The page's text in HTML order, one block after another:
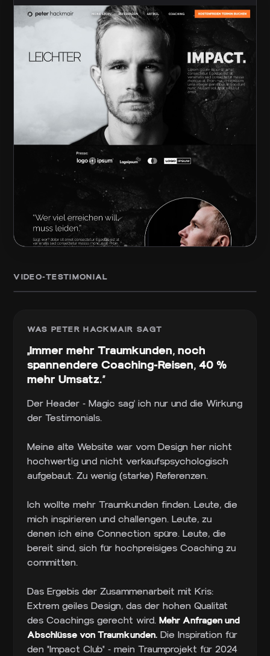
VIDEO-TESTIMONIAL
„Seit sie live ist, zwischen 10 bis 20 Hochpreis-Kunden“
WAS PETER HACKMAIR SAGT
„Immer mehr Traumkunden, noch
spannendere Coaching-Reisen, 40 %
mehr Umsatz.“
Der Header - Magic sag' ich nur und die Wirkung
der Testimonials.
Meine alte Website war vom Design her nicht
hochwertig und nicht verkaufspsychologisch
aufgebaut. Zu wenig (starke) Referenzen.
Ich wollte mehr Traumkunden finden. Leute, die
mich inspirieren und challengen. Leute, zu
denen ich eine Connection spüre. Leute, die
bereit sind, sich für hochpreisiges Coaching zu
committen.
Das Ergebis der Zusammenarbeit mit Kris:
Extrem geiles Design, das der hohen Qualität
des Coachings gerecht wird.Mehr Anfragen und
Abschlüsse von Traumkunden. Die Inspiration für
den "Impact Club" - mein Traumprojekt für 2024